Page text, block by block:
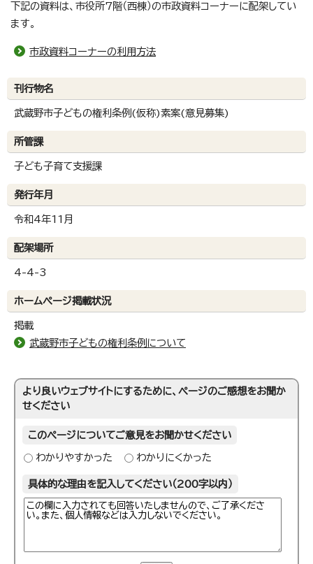
下記の資料は、市役所7階（西棟）の市政資料コーナーに配架してい
ます。
市政資料コーナーの利用方法
刊行物名
武蔵野市子どもの権利条例(仮称)素案(意見募集)
所管課
子ども子育て支援課
発行年月
令和4年11月
配架場所
4-4-3
ホームページ掲載状況
掲載
武蔵野市子どもの権利条例について
より良いウェブサイトにするために、ページのご感想をお聞か
せください
このページについてご意見をお聞かせください
わかりやすかった わかりにくかった
具体的な理由を記入してください（200字以内）